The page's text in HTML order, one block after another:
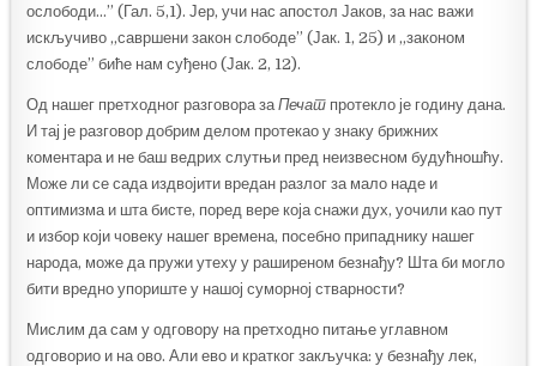
ослободи…” (Гал. 5,1). Јер, учи нас апостол Јаков, за нас важи
искључиво „савршени закон слободе” (Јак. 1, 25) и „законом
слободе” биће нам суђено (Јак. 2, 12).
Од нашег претходног разговора заПечат протекло је годину дана.
И тај је разговор добрим делом протекао у знаку брижних
коментара и не баш ведрих слутњи пред неизвесном будућношћу.
Може ли се сада издвојити вредан разлог за мало наде и
оптимизма и шта бисте, поред вере која снажи дух, уочили као пут
и избор који човеку нашег времена, посебно припаднику нашег
народа, може да пружи утеху у раширеном безнађу? Шта би могло
бити вредно упориште у нашој суморној стварности?
Мислим да сам у одговору на претходно питање углавном
одговорио и на ово. Али ево и кратког закључка: у безнађу лек,